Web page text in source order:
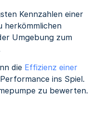
Kennzahlen einer
herkömmlichen
Umgebung zum
die Effizienz einer
ins Spiel.
zu bewerten.